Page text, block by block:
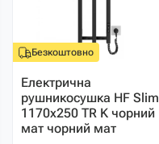
Безкоштовно
Електрична
рушникосушка HF Slim
1170х250 TR K чорний
мат чорний мат